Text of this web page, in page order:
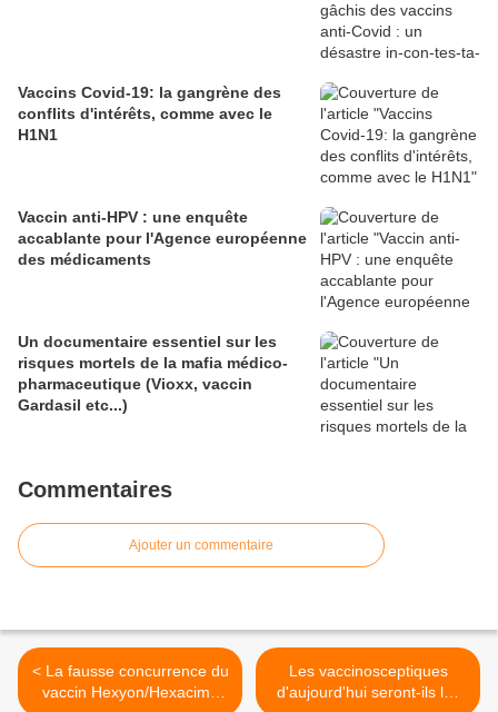
Vaccins Covid-19: la gangrène des
conflits d'intérêts, comme avec le
H1N1
Vaccin anti-HPV : une enquête
accablante pour l'Agence européenne
des médicaments
Un documentaire essentiel sur les
risques mortels de la mafia médico-
pharmaceutique (Vioxx, vaccin
Gardasil etc...)
Commentaires
Ajouter un commentaire
< La fausse concurrence du
vaccin Hexyon/Hexacima
Les vaccinosceptiques
d'aujourd'hui seront-ils les